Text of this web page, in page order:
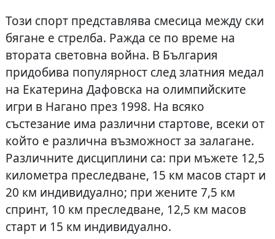
Този спорт представлява смесица между ски
бягане е стрелба. Ражда се по време на
втората световна война. В България
придобива популярност след златния медал
на Екатерина Дафовска на олимпийските
игри в Нагано през 1998. На всяко
състезание има различни стартове, всеки от
който е различна възможност за залагане.
Различните дисциплини са: при мъжете 12,5
километра преследване, 15 км масов старт и
20 км индивидуално; при жените 7,5 км
спринт, 10 км преследване, 12,5 км масов
старт и 15 км индивидуално.